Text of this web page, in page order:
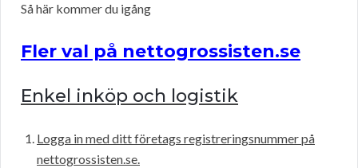
Så här kommer du igång
Fler val på nettogrossisten.se
Enkel inköp och logistik
Logga in med ditt företags registreringsnummer på
nettogrossisten.se.